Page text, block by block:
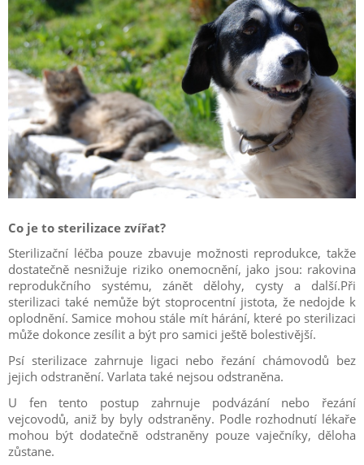
Co je to sterilizace zvířat?
Sterilizační léčba pouze zbavuje možnosti reprodukce, takže
dostatečně nesnižuje riziko onemocnění, jako jsou: rakovina
reprodukčního systému, zánět dělohy, cysty a další.Při
sterilizaci také nemůže být stoprocentní jistota, že nedojde k
oplodnění. Samice mohou stále mít hárání, které po sterilizaci
může dokonce zesílit a být pro samici ještě bolestivější.
Psí sterilizace zahrnuje ligaci nebo řezání chámovodů bez
jejich odstranění. Varlata také nejsou odstraněna.
U fen tento postup zahrnuje podvázání nebo řezání
vejcovodů, aniž by byly odstraněny. Podle rozhodnutí lékaře
mohou být dodatečně odstraněny pouze vaječníky, děloha
zůstane.